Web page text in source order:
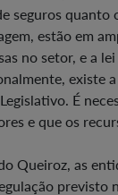
seguros quanto
estão em
no setor, e a
existe
É
e que os
Queiroz, as
previsto